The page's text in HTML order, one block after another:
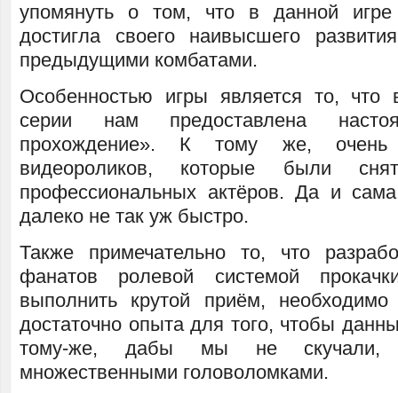
упомянуть о том, что в данной игре
достигла своего наивысшего
предыдущими комбатами.
Особенностью игры является то, что
серии нам предоставлена
прохождение». К тому же, очень
видеороликов, которые были
профессиональных актёров. Да и сама
далеко не так уж быстро.
Также примечательно то, что
фанатов ролевой системой
выполнить крутой приём, необходимо
достаточно опыта для того, чтобы
тому-же, дабы мы не скучали,
множественными головоломками.